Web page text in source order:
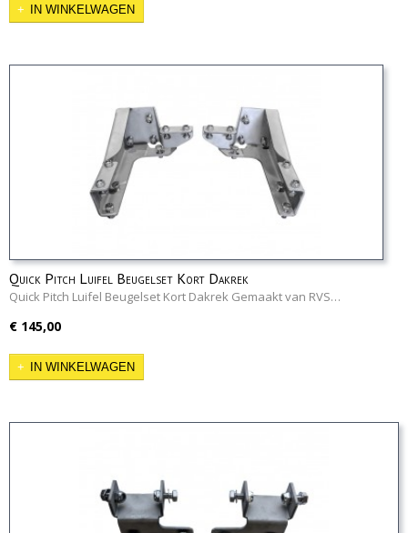
IN WINKELWAGEN
Quick Pitch Luifel Beugelset Kort Dakrek
Quick Pitch Luifel Beugelset Kort Dakrek Gemaakt van RVS…
€ 145,00
IN WINKELWAGEN